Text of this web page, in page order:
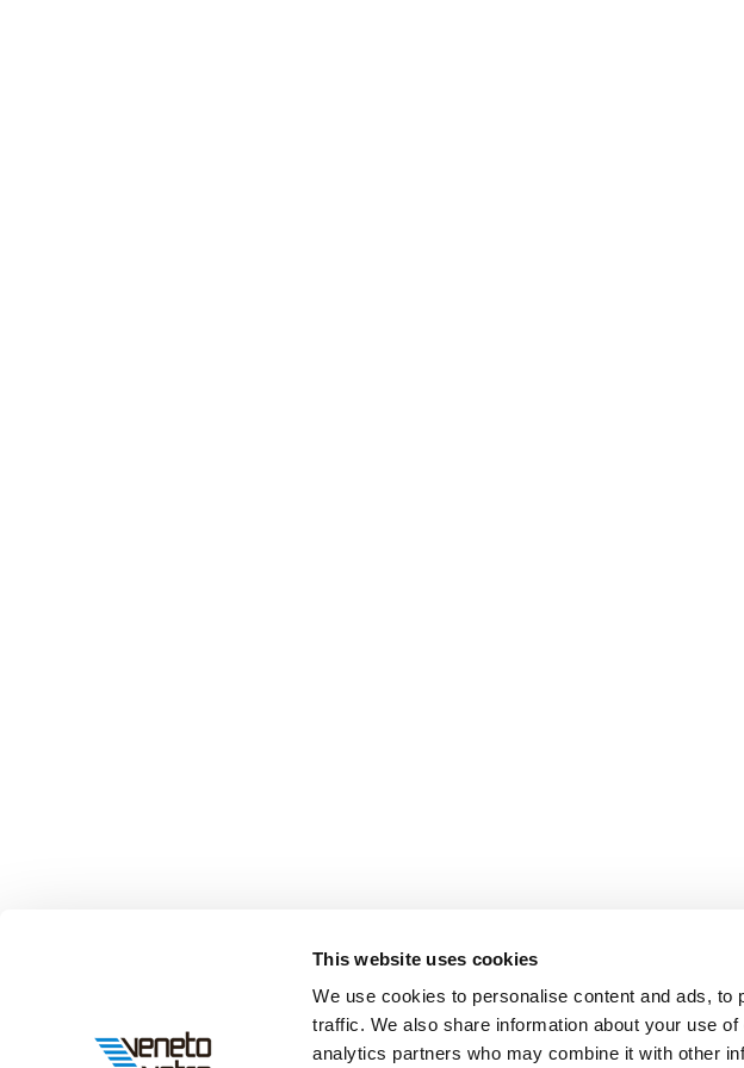
This website uses cookies
We use cookies to personalise content and ads,
traffic. We also share information about your use
analytics partners who may combine it with other